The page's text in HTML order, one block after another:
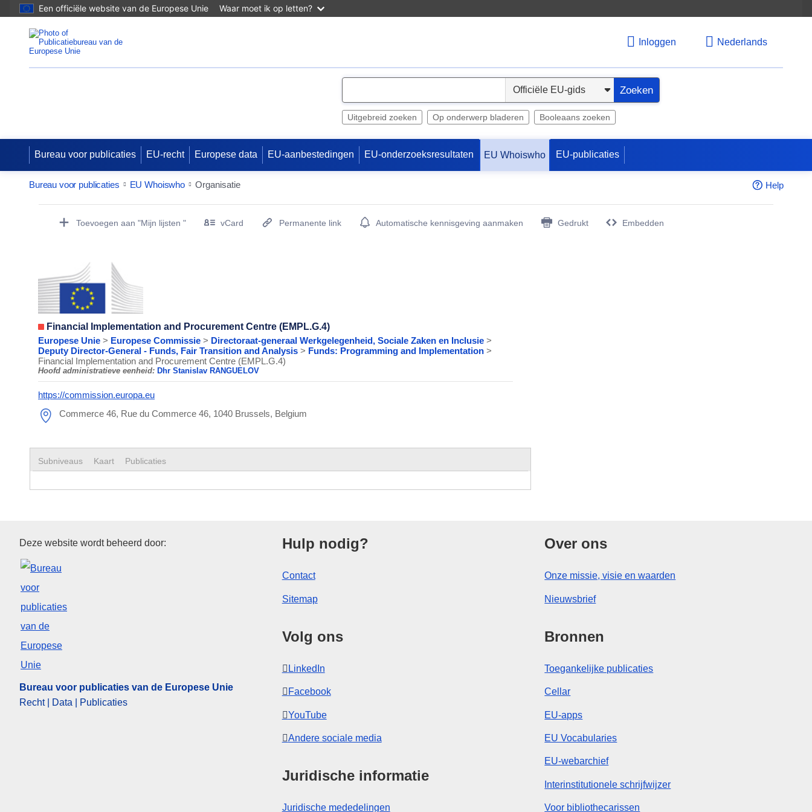
Een officiële website van de Europese Unie Waar moet ik op letten?
Inloggen Nederlands
e
Zoeken
Uitgebreid zoeken Op onderwerp bladeren Booleaans zoeken
Bureau voor publicaties EU-recht Europese data EU-aanbestedingen EU-onderzoeksresultaten EU Whoiswho EU-publicaties
Bureau voor publicaties EU Whoiswho Organisatie Help
Toevoegen aan "Mijn lijsten " vCard Permanente link Automatische kennisgeving aanmaken Gedrukt Embedden
Financial Implementation and Procurement Centre (EMPL.G.4)
Europese Unie > Europese Commissie > Directoraat-generaal Werkgelegenheid, Sociale Zaken en Inclusie >
Deputy Director-General - Funds, Fair Transition and Analysis > Funds: Programming and Implementation >
Financial Implementation and Procurement Centre (EMPL.G.4)
Hoofd administratieve eenheid: Dhr Stanislav RANGUELOV
https://commission.europa.eu
Commerce 46, Rue du Commerce 46, 1040 Brussels, Belgium
Subniveaus Kaart Publicaties
Bureau voor publicaties van de Europese Unie
Deze website wordt beheerd door:
Bureau voor publicaties van de Europese Unie
Recht | Data | Publicaties
Hulp nodig?
Contact
Sitemap
Volg ons
LinkedIn
Facebook
YouTube
Andere sociale media
Juridische informatie
Juridische mededelingen
Over ons
Onze missie, visie en waarden
Nieuwsbrief
Bronnen
Toegankelijke publicaties
Cellar
EU-apps
EU Vocabularies
EU-webarchief
Interinstitutionele schrijfwijzer
Voor bibliothecarissen